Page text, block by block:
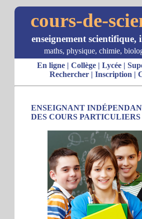
cours-de-
enseignement
maths, physique, chimie,
En ligne| Collège| Lycée|
Rechercher| Inscription |
ENSEIGNANT
DES COURS